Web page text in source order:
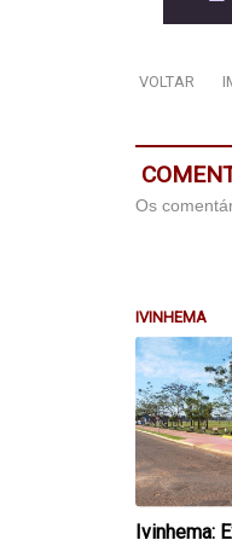
VOLTAR
Os
IVINHEMA
Ivinhema: